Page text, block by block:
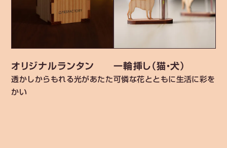
オリジナルランタン
透かしからもれる光があたた
かい
一輪挿し（猫・犬）
可憐な花とともに生活に彩を